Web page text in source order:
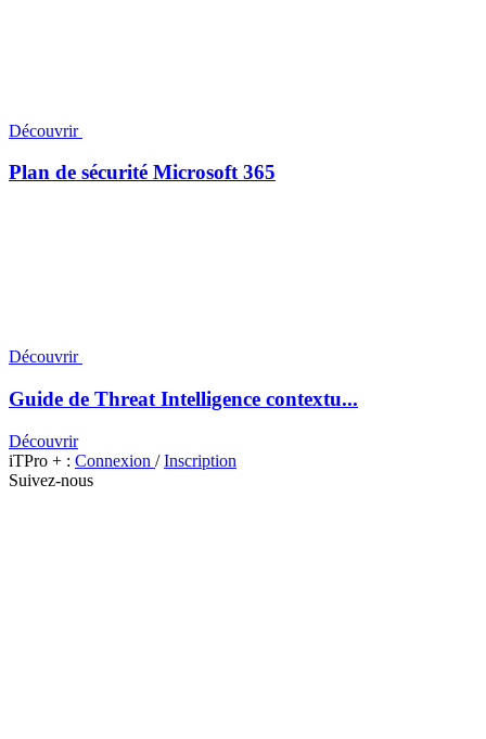
Découvrir
Plan de sécurité Microsoft 365
Découvrir
Guide de Threat Intelligence contextu...
Découvrir
iTPro + : Connexion /Inscription
Suivez-nous